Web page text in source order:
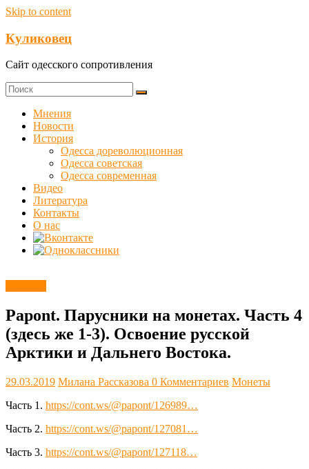
Skip to content
Куликовец
Сайт одесского сопротивления
Мнения
Новости
История
Одесса дореволюционная
Одесса советская
Одесса современная
Видео
Литература
Контакты
О нас
Papont. Парусники на монетах. Часть 4
(здесь же 1-3). Освоение русской
Арктики и Дальнего Востока.
29.03.2019 Милана Рассказова 0 Комментариев Монеты
Часть 1. https://cont.ws/@papont/126989…
Часть 2. https://cont.ws/@papont/127081…
Часть 3. https://cont.ws/@papont/127118…